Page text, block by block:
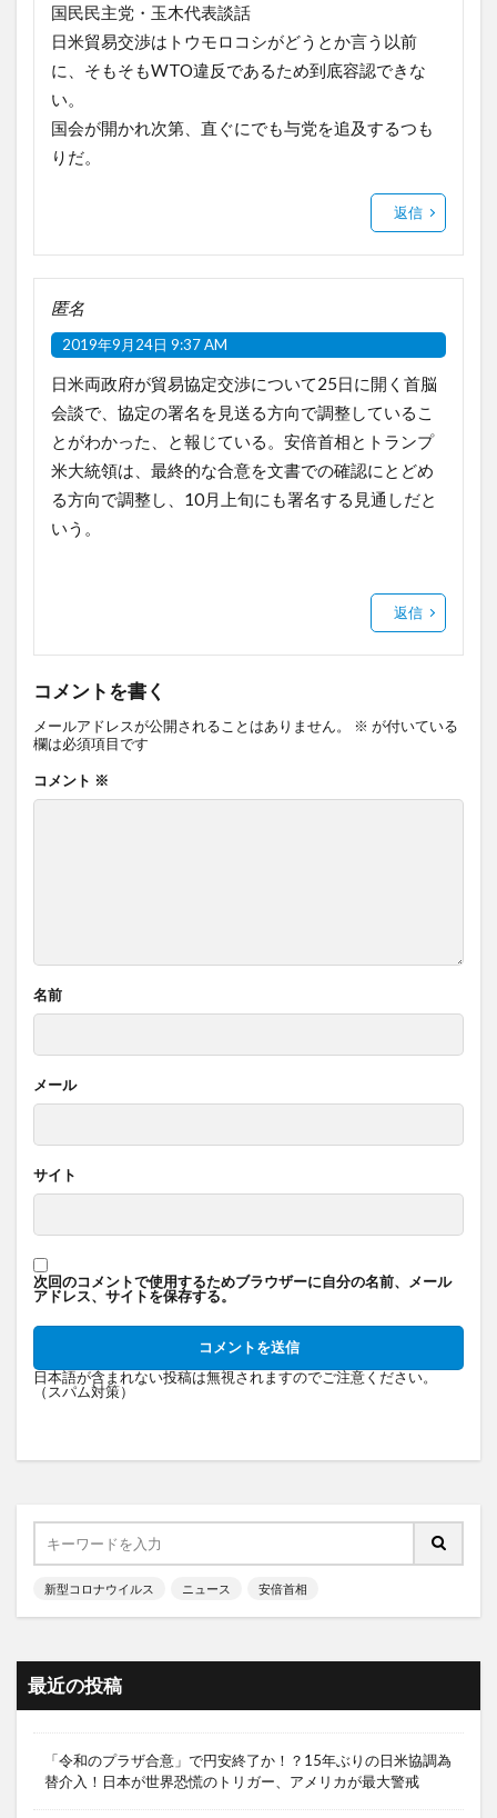
国民民主党・玉木代表談話
日米貿易交渉はトウモロコシがどうとか言う以前
に、そもそもWTO違反であるため到底容認できな
い。
国会が開かれ次第、直ぐにでも与党を追及するつも
りだ。
返信
匿名
2019年9月24日 9:37 AM
日米両政府が貿易協定交渉について25日に開く首脳
会談で、協定の署名を見送る方向で調整しているこ
とがわかった、と報じている。安倍首相とトランプ
米大統領は、最終的な合意を文書での確認にとどめ
る方向で調整し、10月上旬にも署名する見通しだと
いう。
返信
コメントを書く
メールアドレスが公開されることはありません。 ※ が付いている
欄は必須項目です
コメント ※
名前
メール
サイト
次回のコメントで使用するためブラウザーに自分の名前、メール
アドレス、サイトを保存する。
日本語が含まれない投稿は無視されますのでご注意ください。
（スパム対策）
新型コロナウイルス ニュース 安倍首相
最近の投稿
「令和のプラザ合意」で円安終了か！？15年ぶりの日米協調為
替介入！日本が世界恐慌のトリガー、アメリカが最大警戒